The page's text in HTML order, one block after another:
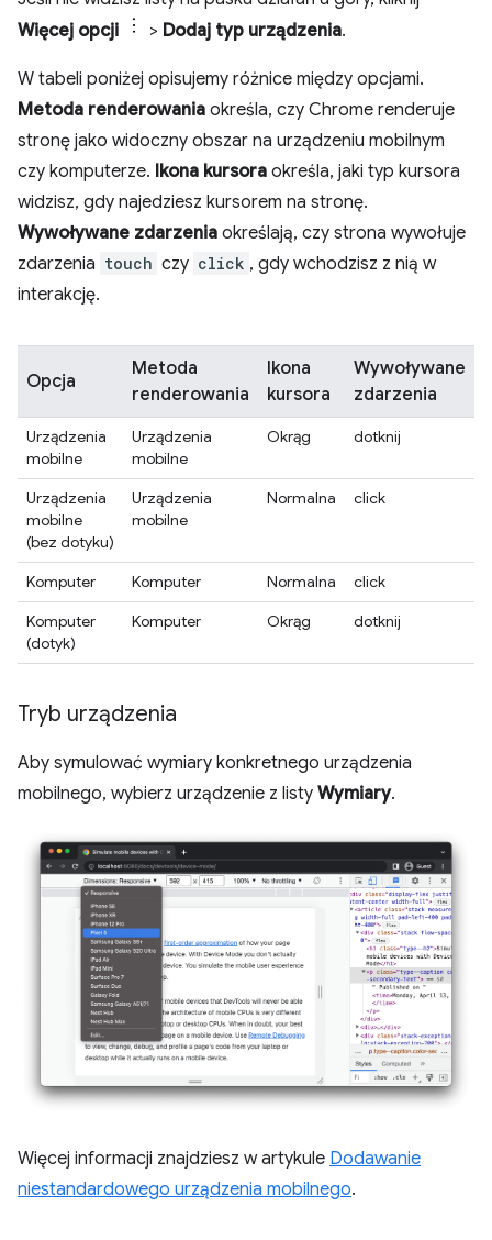
Więcej opcji
> Dodaj typ urządzenia.
W tabeli poniżej opisujemy różnice między opcjami.
Metoda renderowania określa, czy Chrome renderuje
stronę jako widoczny obszar na urządzeniu mobilnym
czy komputerze. Ikona kursora określa, jaki typ kursora
widzisz, gdy najedziesz kursorem na stronę.
Wywoływane zdarzenia określają, czy strona wywołuje
zdarzenia touch czy click , gdy wchodzisz z nią w
interakcję.
Opcja
Metoda
renderowania
Ikona
kursora
Wywoływane
zdarzenia
Urządzenia
mobilne
Urządzenia
mobilne
Okrąg dotknij
Urządzenia
mobilne
(bez dotyku)
Urządzenia
mobilne
Normalna click
Komputer Komputer Normalna
click
Komputer
(dotyk)
Komputer Okrąg dotknij
Tryb urządzenia
Aby symulować wymiary konkretnego urządzenia
mobilnego, wybierz urządzenie z listy Wymiary.
Więcej informacji znajdziesz w artykule Dodawanie
niestandardowego urządzenia mobilnego.